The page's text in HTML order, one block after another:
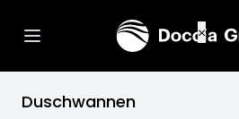
Duschwannen
×